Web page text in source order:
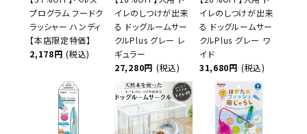
プログラム フードク
ラッシャー ハンディ
【本店限定特価】
2,178円 (税込)
イレのしつけが出来
る ドッグルームサー
クルPlus グレー レ
ギュラー
27,280円 (税込)
イレのしつけが出来
る ドッグルームサー
クルPlus グレー ワ
イド
31,680円 (税込)